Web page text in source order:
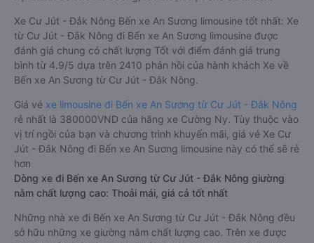
Xe Cư Jút - Đắk Nông Bến xe An Sương limousine tốt nhất: Xe
từ Cư Jút - Đắk Nông đi Bến xe An Sương limousine được
đánh giá chung có chất lượng Tốt với điểm đánh giá trung
bình từ 4.9/5 dựa trên 2410 phản hồi của hành khách Xe về
Bến xe An Sương từ Cư Jút - Đắk Nông.
Giá vé xe limousine đi Bến xe An Sương từ Cư Jút - Đắk Nông
rẻ nhất là 380000VND của hãng xe Cường Ny. Tùy thuộc vào
vị trí ngồi của bạn và chương trình khuyến mãi, giá vé Xe Cư
Jút - Đắk Nông đi Bến xe An Sương limousine này có thể sẽ rẻ
hơn
Dòng xe đi Bến xe An Sương từ Cư Jút - Đắk Nông giường
nằm chất lượng cao: Thoải mái, giá cả tốt nhất
Những nhà xe đi Bến xe An Sương từ Cư Jút - Đắk Nông đều
sở hữu những xe giường nằm chất lượng cao. Trên xe được